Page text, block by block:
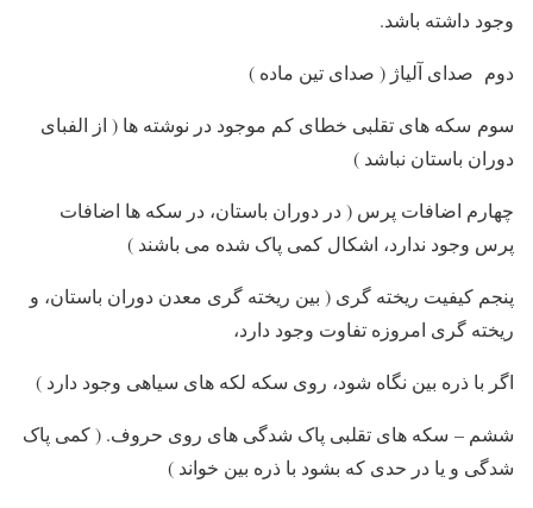
وجود داشته باشد.
دوم صدای آلیاژ ( صدای تین ماده )
سوم سکه های تقلبی خطای کم موجود در نوشته ها ( از الفبای
دوران باستان نباشد )
چهارم اضافات پرس ( در دوران باستان، در سکه ها اضافات
پرس وجود ندارد، اشکال کمی پاک شده می باشند )
پنجم کیفیت ریخته گری ( بین ریخته گری معدن دوران باستان، و
ریخته گری امروزه تفاوت وجود دارد،
اگر با ذره بین نگاه شود، روی سکه لکه های سیاهی وجود دارد )
ششم – سکه های تقلبی پاک شدگی های روی حروف. ( کمی پاک
شدگی و یا در حدی که بشود با ذره بین خواند )